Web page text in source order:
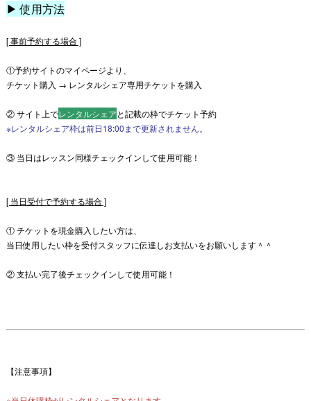
▶︎ 使用方法
[ 事前予約する場合 ]
①予約サイトのマイページより、
チケット購入 → レンタルシェア専用チケットを購入
② サイト上でレンタルシェアと記載の枠でチケット予約
※レンタルシェア枠は前日18:00まで更新されません。
③ 当日はレッスン同様チェックインして使用可能！
[ 当日受付で予約する場合 ]
① チケットを現金購入したい方は、
当日使用したい枠を受付スタッフに伝達しお支払いをお願いします＾＾
② 支払い完了後チェックインして使用可能！
【注意事項】